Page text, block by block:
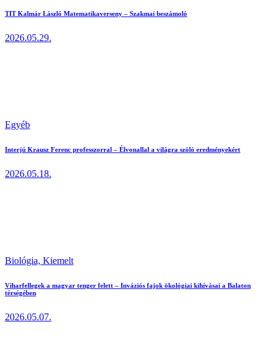
TIT Kalmár László Matematikaverseny – Szakmai beszámoló
2026.05.29.
Egyéb
Interjú Krausz Ferenc professzorral – Élvonallal a világra szóló eredményekért
2026.05.18.
Biológia, Kiemelt
Viharfellegek a magyar tenger felett – Inváziós fajok ökológiai kihívásai a Balaton
térségében
2026.05.07.